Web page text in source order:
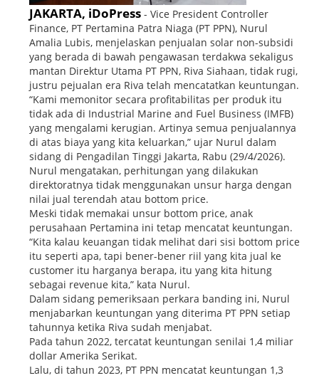
JAKARTA, iDoPress - Vice President Controller
Finance, PT Pertamina Patra Niaga (PT PPN), Nurul
Amalia Lubis, menjelaskan penjualan solar non-subsidi
yang berada di bawah pengawasan terdakwa sekaligus
mantan Direktur Utama PT PPN, Riva Siahaan, tidak rugi,
justru pejualan era Riva telah mencatatkan keuntungan.
“Kami memonitor secara profitabilitas per produk itu
tidak ada di Industrial Marine and Fuel Business (IMFB)
yang mengalami kerugian. Artinya semua penjualannya
di atas biaya yang kita keluarkan,” ujar Nurul dalam
sidang di Pengadilan Tinggi Jakarta, Rabu (29/4/2026).
Nurul mengatakan, perhitungan yang dilakukan
direktoratnya tidak menggunakan unsur harga dengan
nilai jual terendah atau bottom price.
Meski tidak memakai unsur bottom price, anak
perusahaan Pertamina ini tetap mencatat keuntungan.
“Kita kalau keuangan tidak melihat dari sisi bottom price
itu seperti apa, tapi bener-bener riil yang kita jual ke
customer itu harganya berapa, itu yang kita hitung
sebagai revenue kita,” kata Nurul.
Dalam sidang pemeriksaan perkara banding ini, Nurul
menjabarkan keuntungan yang diterima PT PPN setiap
tahunnya ketika Riva sudah menjabat.
Pada tahun 2022, tercatat keuntungan senilai 1,4 miliar
dollar Amerika Serikat.
Lalu, di tahun 2023, PT PPN mencatat keuntungan 1,3